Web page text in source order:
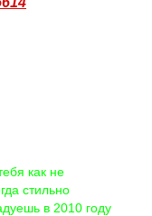
как не
стильно
в 2010 году